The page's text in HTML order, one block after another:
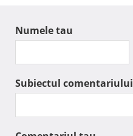
Numele tau
Subiectul comentariului